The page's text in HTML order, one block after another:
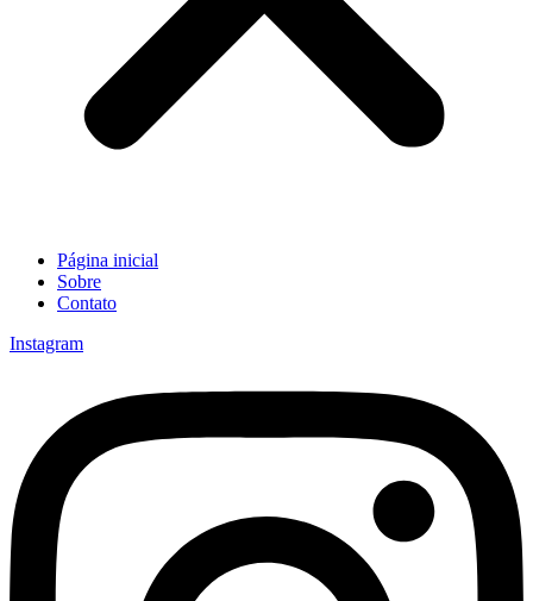
Página inicial
Sobre
Contato
Instagram